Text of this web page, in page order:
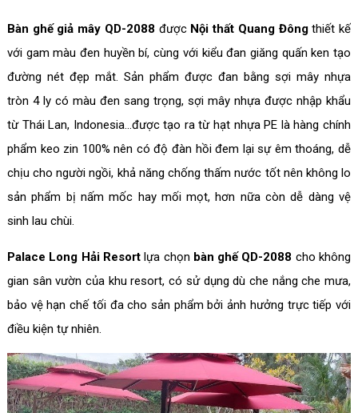
Bàn ghế giả mây QD-2088 được Nội thất Quang Đôngthiết kế
với gam màu đen huyền bí, cùng với kiểu đan giăng quấn ken tạo
đường nét đẹp mắt. Sản phẩm được đan bằng sợi mây nhựa
tròn 4 ly có màu đen sang trọng, sợi mây nhựa được nhập khẩu
từ Thái Lan, Indonesia...được tạo ra từ hạt nhựa PE là hàng chính
phẩm keo zin 100% nên có độ đàn hồi đem lại sự êm thoáng, dễ
chịu cho người ngồi, khả năng chống thấm nước tốt nên không lo
sản phẩm bị nấm mốc hay mối mọt, hơn nữa còn dễ dàng vệ
sinh lau chùi.
Palace Long Hải Resortlựa chọn bàn ghế QD-2088 cho không
gian sân vườn của khu resort, có sử dụng dù che nắng che mưa,
bảo vệ hạn chế tối đa cho sản phẩm bởi ảnh hưởng trực tiếp với
điều kiện tự nhiên.